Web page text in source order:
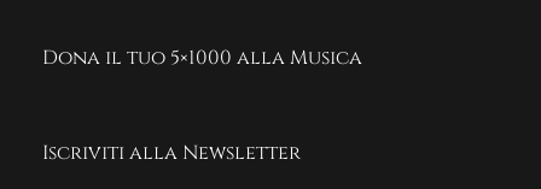
Dona il tuo 5×1000 alla Musica
Iscriviti alla Newsletter